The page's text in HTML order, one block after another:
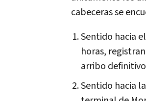
cabeceras se
Sentido hacia
horas,
arribo
Sentido hacia